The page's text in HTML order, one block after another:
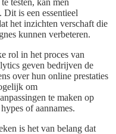
testen, kan men
Dit is een essentieel
het inzichten verschaft die
kunnen verbeteren.
rol in het proces van
geven bedrijven de
over hun online prestaties
om
te maken op
of aannames.
is het van belang dat